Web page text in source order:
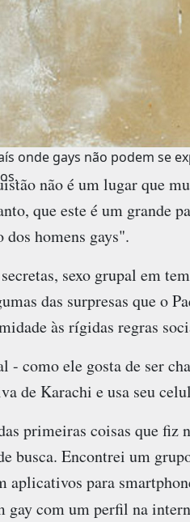
onde gays não podem se
não é um lugar que
que este é um grande
dos homens gays".
sexo grupal em
das surpresas que o
às rígidas regras
- como ele gosta de ser
de Karachi e usa seu
primeiras coisas que fiz
busca. Encontrei um
aplicativos para
gay com um perfil na